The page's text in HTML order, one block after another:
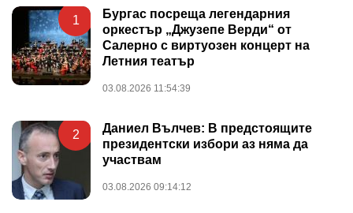
1
Бургас посреща легендарния
оркестър „Джузепе Верди“ от
Салерно с виртуозен концерт на
Летния театър
03.08.2026 11:54:39
2
Даниел Вълчев: В предстоящите
президентски избори аз няма да
участвам
03.08.2026 09:14:12